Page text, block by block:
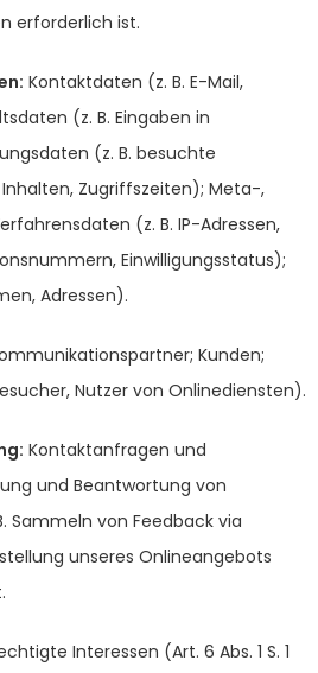
erforderlich ist.
Kontaktdaten (z. B. E-Mail,
(z. B. Eingaben in
(z. B. besuchte
Zugriffszeiten); Meta-,
(z. B. IP-Adressen,
Einwilligungsstatus);
Adressen).
Kunden;
Nutzer von Onlinediensten).
Kontaktanfragen und
und Beantwortung von
Sammeln von Feedback via
unseres Onlineangebots
Interessen (Art. 6 Abs. 1 S. 1